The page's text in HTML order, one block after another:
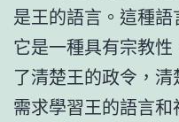
是王的語言。這種語
它是一種具有宗教
了清楚王的政令，
需求學習王的語言